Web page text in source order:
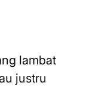
lambat
justru